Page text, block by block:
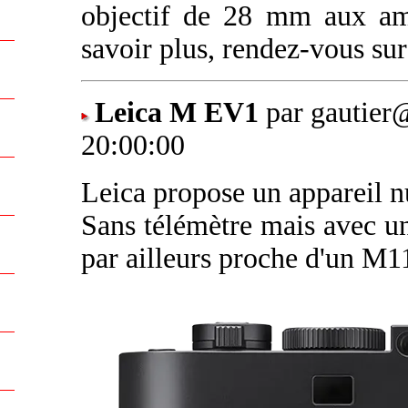
objectif de 28 mm aux
savoir plus, rendez-vous
Leica M EV1 par
20:00:00
Leica propose un appareil
Sans télémètre mais avec
par ailleurs proche d'un